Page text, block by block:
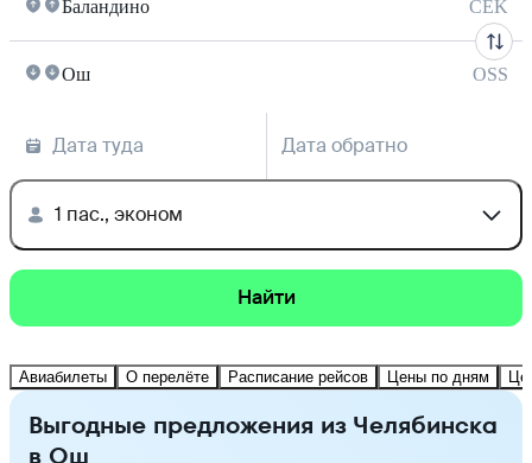
Баландино CEK
Ош OSS
Дата туда Дата обратно
1 пас., эконом
Найти
Авиабилеты О перелёте Расписание рейсов Цены по дням
Выгодные предложения из Челябинска
в Ош